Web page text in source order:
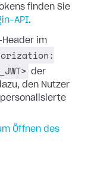
finden Sie
API.
im
der
den Nutzer
Öffnen des